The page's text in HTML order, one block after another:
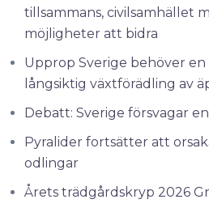
tillsammans, civilsamhället
möjligheter att bidra
Upprop Sverige behöver
långsiktig växtförädling av
Debatt: Sverige försvagar
Pyralider fortsätter att
odlingar
Årets trädgårdskryp 2026